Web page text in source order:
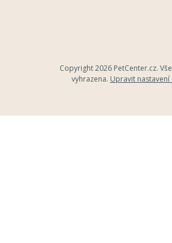
Copyright 2026 PetCenter.cz.
vyhrazena. Upravit nastavení